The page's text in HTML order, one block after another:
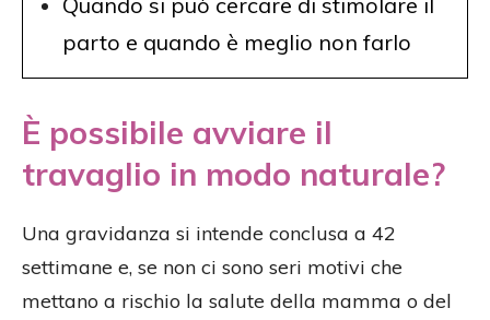
parto e quando è meglio non farlo
È possibile avviare il
travaglio in modo naturale?
Una gravidanza si intende conclusa a 42
settimane e, se non ci sono seri motivi che
mettano a rischio la salute della mamma o del